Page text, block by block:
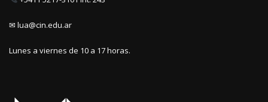
✉ lua@cin.edu.ar
Lunes a viernes de 10 a 17 horas.